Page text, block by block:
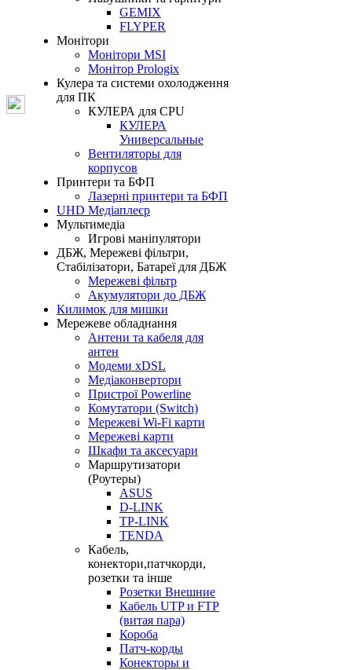
GEMIX
FLYPER
Монітори
Монітори MSI
Монітор Prologix
Кулера та системи охолодження
для ПК
КУЛЕРА для CPU
КУЛЕРА
Универсальные
Вентиляторы для
корпусов
Принтери та БФП
Лазерні принтери та БФП
UHD Медіаплеєр
Мультимедіа
Игрові маніпулятори
ДБЖ, Мережеві фільтри,
Стабілізатори, Батареї для ДБЖ
Мережеві фільтр
Акумулятори до ДБЖ
Килимок для мишки
Мережеве обладнання
Антени та кабеля для
антен
Модеми хDSL
Медіаконвертори
Пристрої Powerline
Комутатори (Switch)
Мережеві Wi-Fi карти
Мережеві карти
Шкафи та аксесуари
Маршрутизатори
(Роутеры)
ASUS
D-LINK
TP-LINK
TENDA
Кабель,
конектори,патчкорди,
розетки та інше
Розетки Внешние
Кабель UTP и FTP
(витая пара)
Короба
Патч-корды
Конекторы и